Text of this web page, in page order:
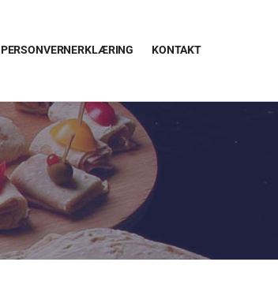
PERSONVERNERKLÆRING KONTAKT